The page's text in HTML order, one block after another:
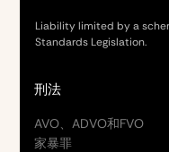
Liability limited by a
Standards Legislation.
刑法
AVO、ADVO和FVO
家暴罪